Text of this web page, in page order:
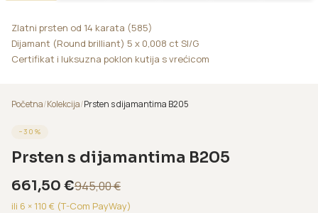
Zlatni prsten od 14 karata (585)
Dijamant (Round brilliant) 5 x 0,008 ct SI/G
Certifikat i luksuzna poklon kutija s vrećicom
Početna/Kolekcija/Prsten s dijamantima B205
−30 %
Prsten s dijamantima B205
661,50 €945,00€
ili 6 × 110 € (T-Com PayWay)